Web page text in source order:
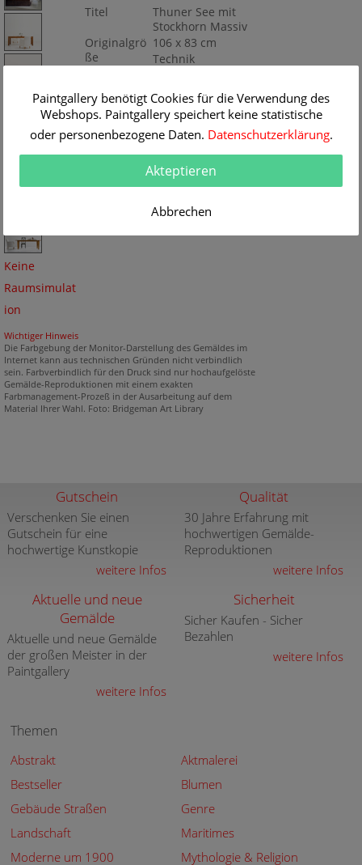
Keine
Raumsimulat
ion
Titel
Thuner See mit
Stockhorn Massiv
Originalgrö
ße
106 x 83 cm
Technik
BA273095
Wichtiger Hinweis
Die Farbgebung der Monitor-Darstellung des Gemäldes im
Internet kann aus technischen Gründen nicht verbindlich
sein. Farbverbindlich für den Druck sind nur hochaufgelöste
Gemälde-Reproduktionen mit einem exakten
Farbmanagement-Prozeß in der Ausarbeitung auf dem
Material Ihrer Wahl. Foto: Bridgeman Art Library
Gutschein
Verschenken Sie einen
Gutschein für eine
hochwertige Kunstkopie
weitere Infos
Qualität
30 Jahre Erfahrung mit
hochwertigen Gemälde-
Reproduktionen
weitere Infos
Aktuelle und neue
Gemälde
Aktuelle und neue Gemälde
der großen Meister in der
Paintgallery
weitere Infos
Sicherheit
Sicher Kaufen - Sicher
Bezahlen
weitere Infos
Themen
Abstrakt
Aktmalerei
Bestseller
Blumen
Gebäude Straßen
Genre
Landschaft
Maritimes
Moderne um 1900
Mythologie & Religion
Paintgallery benötigt Cookies für die Verwendung des
Webshops. Paintgallery speichert keine statistische
oder personenbezogene Daten. Datenschutzerklärung.
Akteptieren
Abbrechen